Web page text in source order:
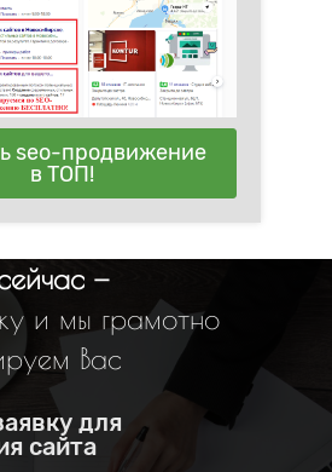
seo-продвижение
в ТОП!
—
и мы грамотно
Вас
для
сайта